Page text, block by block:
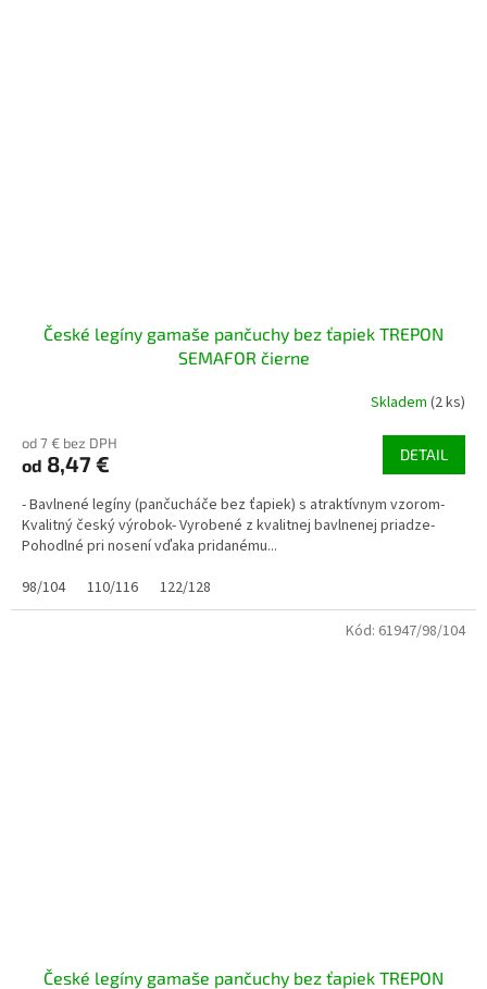
České legíny gamaše pančuchy bez ťapiek TREPON
SEMAFOR čierne
Skladem (2 ks)
od 7 € bez DPH
od 8,47 € DETAIL
- Bavlnené legíny (pančucháče bez ťapiek) s atraktívnym vzorom-
Kvalitný český výrobok- Vyrobené z kvalitnej bavlnenej priadze-
Pohodlné pri nosení vďaka pridanému...
98/104
110/116 122/128
České legíny gamaše pančuchy bez ťapiek TREPON
Kód: 61947/98/104